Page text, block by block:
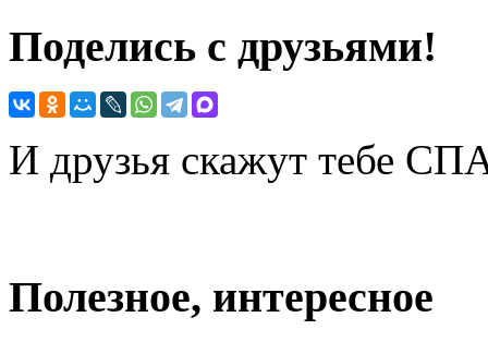
Поделись с друзьями!
И друзья скажут тебе
Полезное, интересное